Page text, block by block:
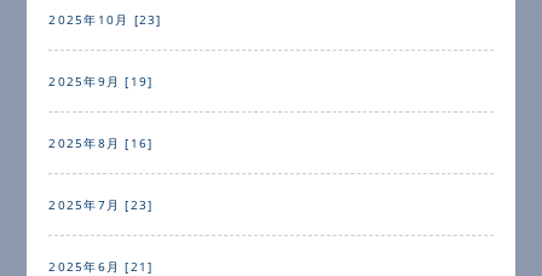
2025年10月 [23]
2025年9月 [19]
2025年8月 [16]
2025年7月 [23]
2025年6月 [21]